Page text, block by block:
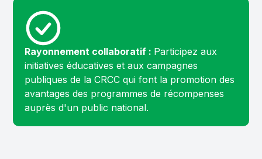
Rayonnement collaboratif : Participez aux
initiatives éducatives et aux campagnes
publiques de la CRCC qui font la promotion des
avantages des programmes de récompenses
auprès d'un public national.